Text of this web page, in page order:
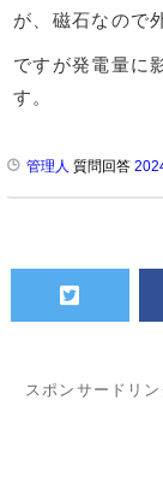
が、磁石なので
ですが発電量に
す。
管理人 質問回答
スポンサードリン